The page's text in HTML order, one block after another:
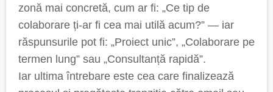
zonă mai concretă, cum ar fi: „Ce tip de
colaborare ți-ar fi cea mai utilă acum?” — iar
răspunsurile pot fi: „Proiect unic”, „Colaborare pe
termen lung” sau „Consultanță rapidă”.
Iar ultima întrebare este cea care finalizează